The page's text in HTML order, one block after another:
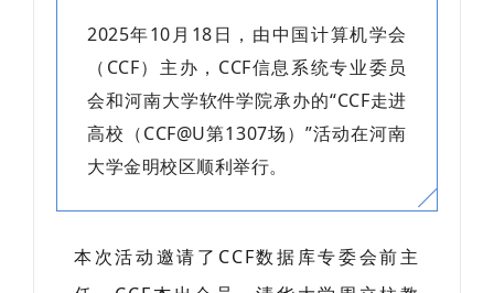
2025年10月18日，由中国计算机学会
（CCF）主办，CCF信息系统专业委员
会和河南大学软件学院承办的“CCF走进
高校（CCF@U第1307场）”活动在河南
大学金明校区顺利举行。
本次活动邀请了CCF数据库专委会前主